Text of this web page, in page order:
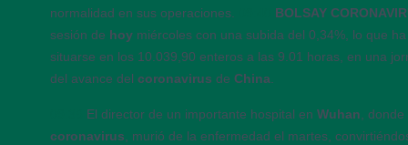
normalidad en sus operaciones.
BOLSAY
sesión de hoy miércoles con una subida del 0,34%, lo que
situarse en los 10.039,90 enteros a las 9.01 horas, en una
del avance del coronavirus de China.
El director de un importante hospital en Wuhan, donde
coronavirus, murió de la enfermedad el martes,